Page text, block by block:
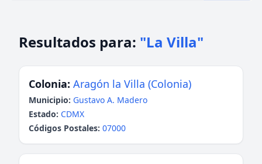
Resultados para: "La Villa"
Colonia: Aragón la Villa (Colonia)
Municipio: Gustavo A. Madero
Estado: CDMX
Códigos Postales: 07000